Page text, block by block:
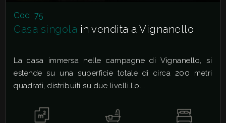
Cod. 75
Casa singola in vendita a Vignanello
La casa immersa nelle campagne di Vignanello, si
estende su una superficie totale di circa 200 metri
quadrati, distribuiti su due livelli.Lo...